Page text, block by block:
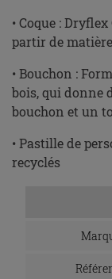
• Coque :
partir de
• Bouchon :
bois, qui donne
bouchon et un
• Pastille de
recyclés